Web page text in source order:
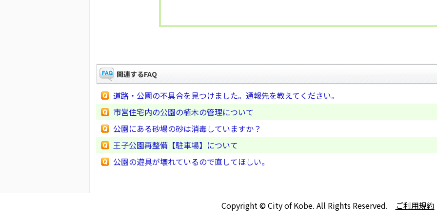
関連するFAQ
道路・公園の不具合を見つけました。通報先を教えてください。
市営住宅内の公園の植木の管理について
公園にある砂場の砂は消毒していますか？
王子公園再整備【駐車場】について
公園の遊具が壊れているので直してほしい。
Copyright © City of Kobe. All Rights Reserved. ご利用規約